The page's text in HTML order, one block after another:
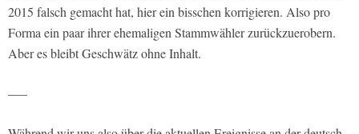
2015 falsch gemacht hat, hier ein bisschen korrigieren. Also pro
Forma ein paar ihrer ehemaligen Stammwähler zurückzuerobern.
Aber es bleibt Geschwätz ohne Inhalt.
—–